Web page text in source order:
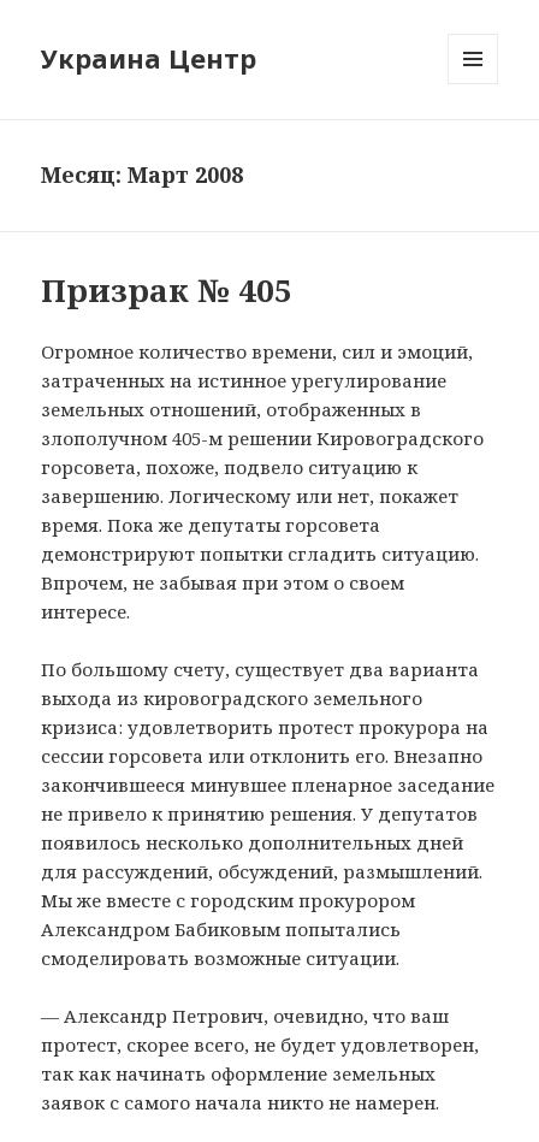
Украина Центр
Месяц: Март 2008
Призрак № 405
Огромное количество времени, сил и эмоций,
затраченных на истинное урегулирование
земельных отношений, отображенных в
злополучном 405-м решении Кировоградского
горсовета, похоже, подвело ситуацию к
завершению. Логическому или нет, покажет
время. Пока же депутаты горсовета
демонстрируют попытки сгладить ситуацию.
Впрочем, не забывая при этом о своем
интересе.
По большому счету, существует два варианта
выхода из кировоградского земельного
кризиса: удовлетворить протест прокурора на
сессии горсовета или отклонить его. Внезапно
закончившееся минувшее пленарное заседание
не привело к принятию решения. У депутатов
появилось несколько дополнительных дней
для рассуждений, обсуждений, размышлений.
Мы же вместе с городским прокурором
Александром Бабиковым попытались
смоделировать возможные ситуации.
— Александр Петрович, очевидно, что ваш
протест, скорее всего, не будет удовлетворен,
так как начинать оформление земельных
заявок с самого начала никто не намерен.